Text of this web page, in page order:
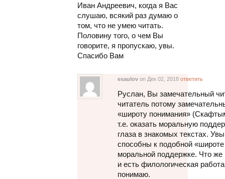
Иван Андреевич, когда я Вас
слушаю, всякий раз думаю о
том, что не умею читать.
Половину того, о чем Вы
говорите, я пропускаю, увы.
Спасибо Вам
esaulov on Дек 02, 2018 ответить
Руслан, Вы замечательный
читатель потому
«широту понимания»
т.е. оказать моральную
глаза в знакомых текстах.
способны к подобной
моральной поддержке. Что же
и есть филологическая
понимаю.